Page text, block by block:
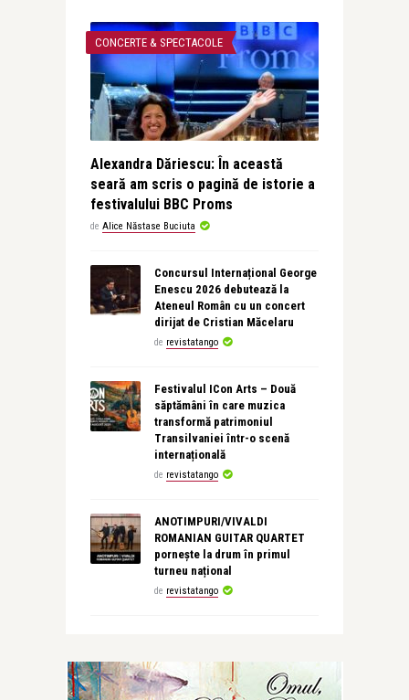
CONCERTE & SPECTACOLE
Alexandra Dăriescu: În această
seară am scris o pagină de istorie a
festivalului BBC Proms
de Alice Năstase Buciuta
Concursul Internațional George
Enescu 2026 debutează la
Ateneul Român cu un concert
dirijat de Cristian Măcelaru
de revistatango
Festivalul ICon Arts – Două
săptămâni în care muzica
transformă patrimoniul
Transilvaniei într-o scenă
internațională
de revistatango
ANOTIMPURI/VIVALDI
ROMANIAN GUITAR QUARTET
pornește la drum în primul
turneu național
de revistatango